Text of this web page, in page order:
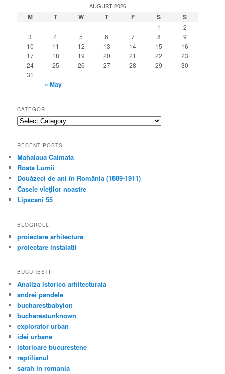
AUGUST 2026
M T W T F S S
1
2
3
4 5 6 7 8
9
10
11 12 13 14 15
16
17
18 19 20 21 22
23
24
25 26 27 28 29
30
31
« May
CATEGORII
categorii
RECENT POSTS
Mahalaua Caimata
Roata Lumii
Douăzeci de ani în România (1889-1911)
Casele vieţilor noastre
Lipscani 55
BLOGROLL
proiectare arhitectura
proiectare instalatii
BUCURESTI
Analiza istorico arhitecturala
andrei pandele
bucharestbabylon
bucharestunknown
explorator urban
idei urbane
istorioare bucurestene
reptilianul
sarah in romania